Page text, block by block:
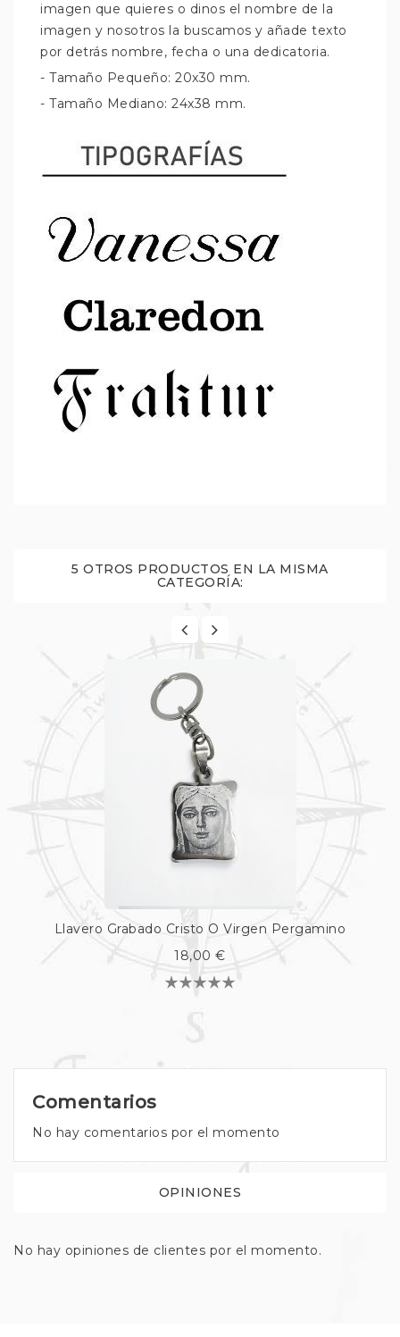
imagen que quieres o dinos el nombre de la
imagen y nosotros la buscamos y añade texto
por detrás nombre, fecha o una dedicatoria.
- Tamaño Pequeño: 20x30 mm.
- Tamaño Mediano: 24x38 mm.
5 OTROS PRODUCTOS EN LA MISMA
CATEGORÍA:
Llavero Grabado Cristo O Virgen Pergamino
18,00 €
Comentarios
No hay comentarios por el momento
OPINIONES
No hay opiniones de clientes por el momento.